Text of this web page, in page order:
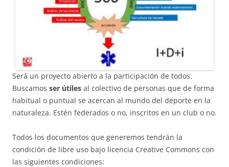
Será un proyecto abierto a la participación de todos.
Buscamos ser útiles al colectivo de personas que de forma
habitual o puntual se acercan al mundo del deporte en la
naturaleza. Estén federados o no, inscritos en un club o no.
Todos los documentos que generemos tendrán la
condición de libre uso bajo licencia Creative Commons con
las siguientes condiciones: